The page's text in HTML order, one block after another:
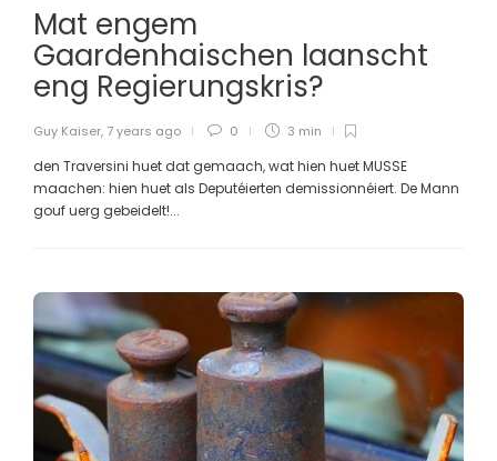
Mat engem
Gaardenhaischen laanscht
eng Regierungskris?
Guy Kaiser, 7 years ago 0 3 min
den Traversini huet dat gemaach, wat hien huet MUSSE
maachen: hien huet als Deputéierten demissionnéiert. De Mann
gouf uerg gebeidelt!...